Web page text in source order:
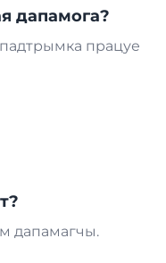
дапамога?
працуе
дапамагчы.